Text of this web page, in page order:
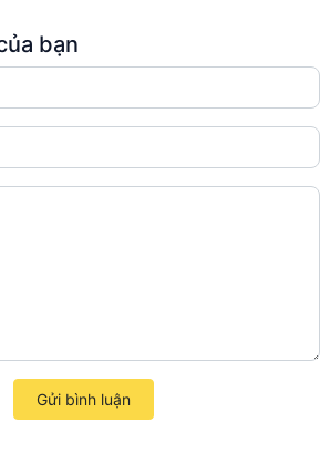
bạn
Gửi bình luận